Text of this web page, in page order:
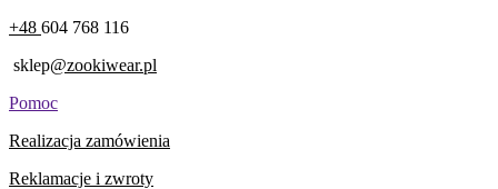
+48 604 768 116
sklep@zookiwear.pl
Pomoc
Realizacja zamówienia
Reklamacje i zwroty